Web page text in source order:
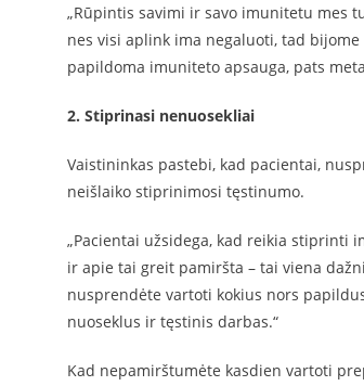
„Rūpintis savimi ir savo imunitetu mes
nes visi aplink ima negaluoti, tad
papildoma imuniteto apsauga, pats
2. Stiprinasi nenuosekliai
Vaistininkas pastebi, kad pacientai,
neišlaiko stiprinimosi tęstinumo.
„Pacientai užsidega, kad reikia stiprinti
ir apie tai greit pamiršta – tai viena
nusprendėte vartoti kokius nors
nuoseklus ir tęstinis darbas.“
Kad nepamirštumėte kasdien vartoti